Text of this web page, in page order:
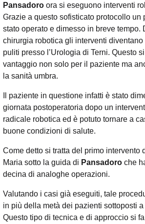
Pansadoro ora si eseguono interventi
Grazie a questo sofisticato protocollo un
stato operato e dimesso in breve tempo.
chirurgia robotica gli interventi
puliti presso l’Urologia di Terni. Questo
vantaggio non solo per il paziente ma
la sanità umbra.
Il paziente in questione infatti è stato
giornata postoperatoria dopo un
radicale robotica ed è potuto tornare a
buone condizioni di salute.
Come detto si tratta del primo intervento
Maria sotto la guida di Pansadoro che
decina di analoghe operazioni.
Valutando i casi già eseguiti, tale
in più della metà dei pazienti sottoposti
Questo tipo di tecnica e di approccio si